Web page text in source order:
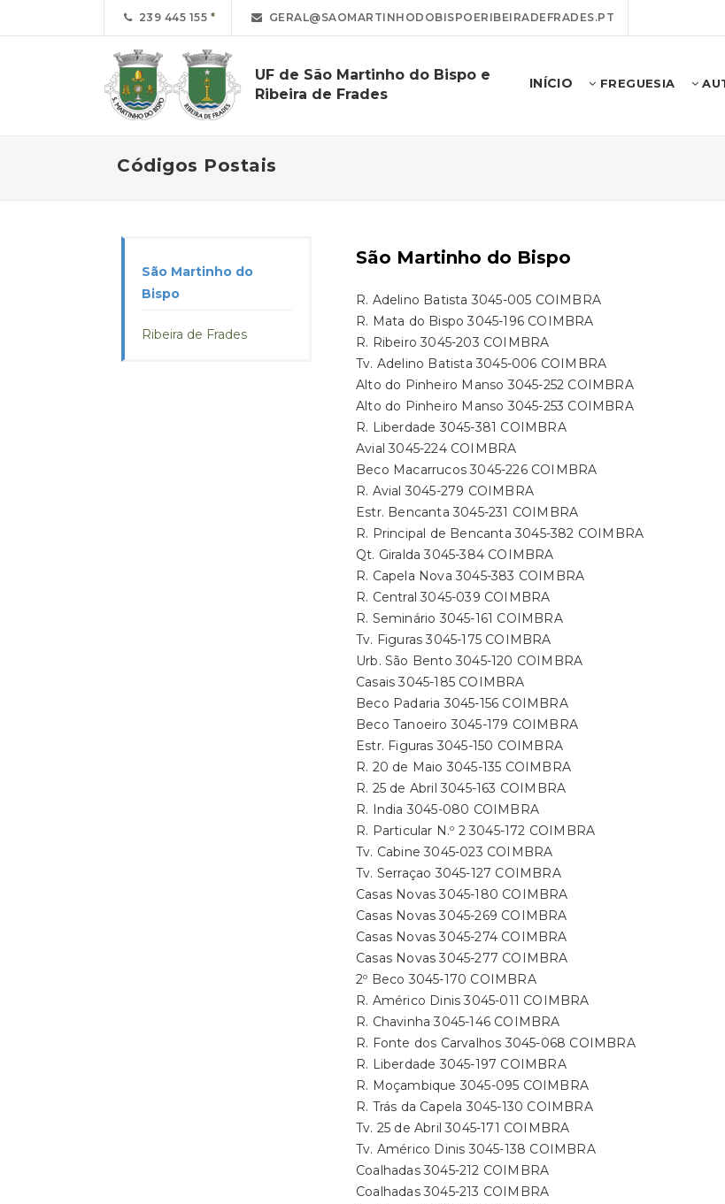
239 445 155 GERAL@SAOMARTINHODOBISPOERIBEIRADEFRADES.PT
UF de São Martinho do Bispo e
Ribeira de Frades
INÍCIO FREGUESIA
Códigos Postais
São Martinho do
Bispo
Ribeira de Frades
São Martinho do Bispo
R. Adelino Batista 3045-005 COIMBRA
R. Mata do Bispo 3045-196 COIMBRA
R. Ribeiro 3045-203 COIMBRA
Tv. Adelino Batista 3045-006 COIMBRA
Alto do Pinheiro Manso 3045-252 COIMBRA
Alto do Pinheiro Manso 3045-253 COIMBRA
R. Liberdade 3045-381 COIMBRA
Avial 3045-224 COIMBRA
Beco Macarrucos 3045-226 COIMBRA
R. Avial 3045-279 COIMBRA
Estr. Bencanta 3045-231 COIMBRA
R. Principal de Bencanta 3045-382 COIMBRA
Qt. Giralda 3045-384 COIMBRA
R. Capela Nova 3045-383 COIMBRA
R. Central 3045-039 COIMBRA
R. Seminário 3045-161 COIMBRA
Tv. Figuras 3045-175 COIMBRA
Urb. São Bento 3045-120 COIMBRA
Casais 3045-185 COIMBRA
Beco Padaria 3045-156 COIMBRA
Beco Tanoeiro 3045-179 COIMBRA
Estr. Figuras 3045-150 COIMBRA
R. 20 de Maio 3045-135 COIMBRA
R. 25 de Abril 3045-163 COIMBRA
R. India 3045-080 COIMBRA
R. Particular N.º 2 3045-172 COIMBRA
Tv. Cabine 3045-023 COIMBRA
Tv. Serraçao 3045-127 COIMBRA
Casas Novas 3045-180 COIMBRA
Casas Novas 3045-269 COIMBRA
Casas Novas 3045-274 COIMBRA
Casas Novas 3045-277 COIMBRA
2º Beco 3045-170 COIMBRA
R. Américo Dinis 3045-011 COIMBRA
R. Chavinha 3045-146 COIMBRA
R. Fonte dos Carvalhos 3045-068 COIMBRA
R. Liberdade 3045-197 COIMBRA
R. Moçambique 3045-095 COIMBRA
R. Trás da Capela 3045-130 COIMBRA
Tv. 25 de Abril 3045-171 COIMBRA
Tv. Américo Dinis 3045-138 COIMBRA
Coalhadas 3045-212 COIMBRA
Coalhadas 3045-213 COIMBRA